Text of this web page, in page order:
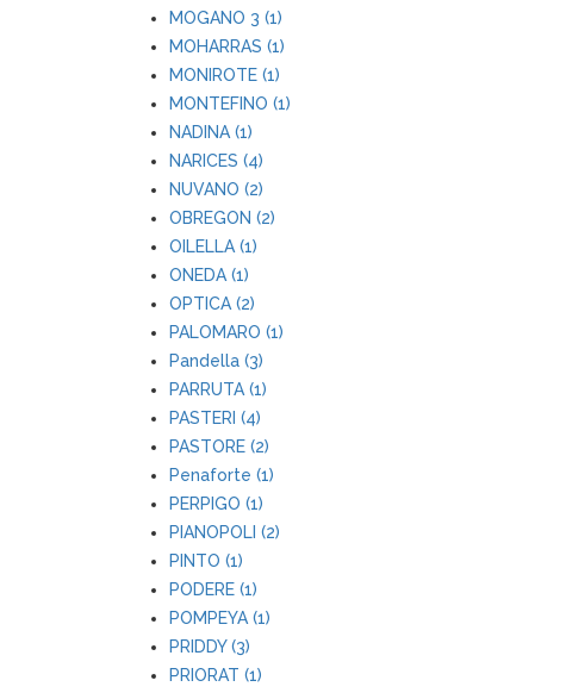
MOGANO 3 (1)
MOHARRAS (1)
MONIROTE (1)
MONTEFINO (1)
NADINA (1)
NARICES (4)
NUVANO (2)
OBREGON (2)
OILELLA (1)
ONEDA (1)
OPTICA (2)
PALOMARO (1)
Pandella (3)
PARRUTA (1)
PASTERI (4)
PASTORE (2)
Penaforte (1)
PERPIGO (1)
PIANOPOLI (2)
PINTO (1)
PODERE (1)
POMPEYA (1)
PRIDDY (3)
PRIORAT (1)